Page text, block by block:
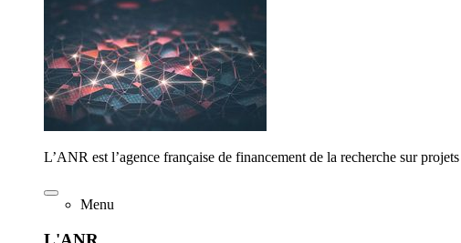
L’ANR est l’agence française de financement de la recherche sur projets
Menu